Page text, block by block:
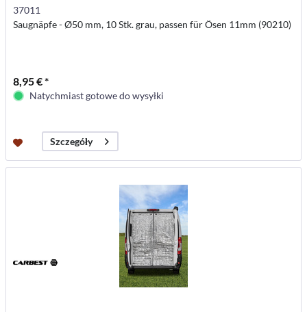
37011
Saugnäpfe - Ø50 mm, 10 Stk. grau, passen für Ösen 11mm (90210)
8,95 € *
Natychmiast gotowe do wysyłki
Szczegóły